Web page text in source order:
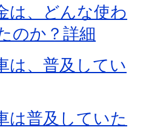
は、どんな使わ
のか？詳細
は、普及してい
は普及していた